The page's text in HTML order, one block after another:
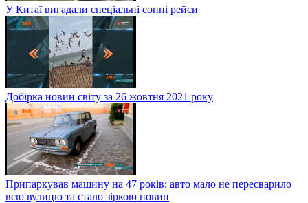
У Китаї вигадали спеціальні сонні рейси
Добірка новин світу за 26 жовтня 2021 року
Припаркував машину на 47 років: авто мало не пересварило
всю вулицю та стало зіркою новин